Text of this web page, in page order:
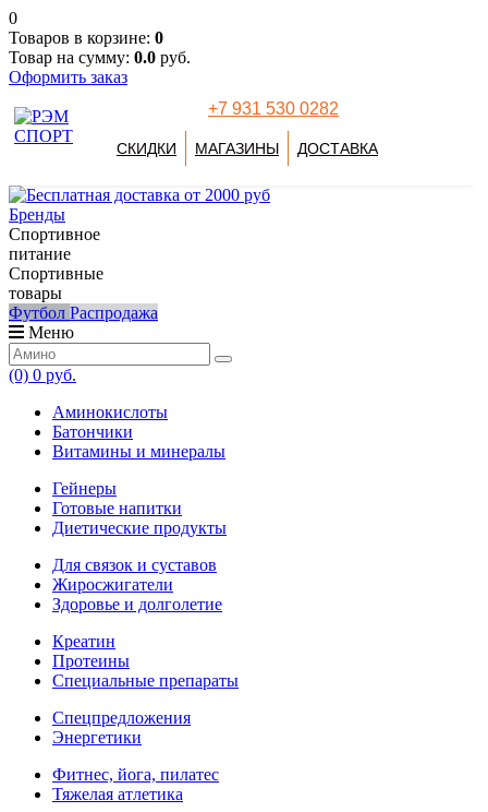
0
Товаров в корзине: 0
Товар на сумму: 0.0 руб.
Оформить заказ
+7 931 530 0282
СКИДКИ МАГАЗИНЫ ДОСТАВКА
Бренды
Спортивное
питание
Спортивные
товары
Футбол Распродажа
Меню
(0) 0 руб.
Аминокислоты
Батончики
Витамины и минералы
Гейнеры
Готовые напитки
Диетические продукты
Для связок и суставов
Жиросжигатели
Здоровье и долголетие
Креатин
Протеины
Специальные препараты
Спецпредложения
Энергетики
Фитнес, йога, пилатес
Тяжелая атлетика